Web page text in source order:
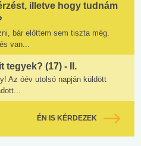
illetve hogy tudnám
bár előttem sem tiszta még.
van...
tegyek? (17) - II.
Az óév utolsó napján küldött
ÉN IS KÉRDEZEK